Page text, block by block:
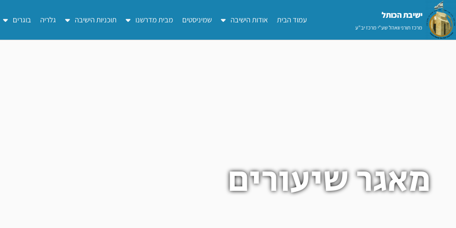
דילוג
לתוכן
ישיבת הכותל​
מרכז תורני וואהל שע"י מרכז יב"ע
עמוד הבית אודות הישיבה שמיניסטים מבית מדרשנו תוכניות הישיבה גלריה בוגרים
מאגר שיעורים